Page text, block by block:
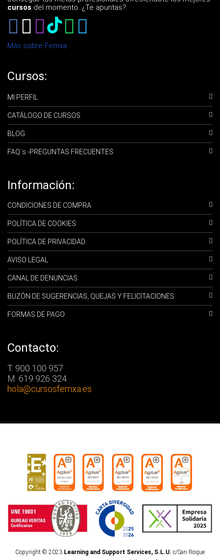
cursos del momento. ¿Te apuntas?
Más sobre Femxa
Cursos:
MI PERFIL
CATÁLOGO DE CURSOS
BLOG
FAQ´s -PREGUNTAS FRECUENTES
Información:
CONDICIONES DE COMPRA
POLÍTICA DE COOKIES
POLÍTICA DE PRIVACIDAD
AVISO LEGAL
CANAL DE DENUNCIAS
BUZÓN DE SUGERENCIAS, QUEJAS Y FELICITACIONES
FORMAS DE PAGO
Contacto:
T. 900 100 957
M. 619 926 324
hola@cursosfemxa.es
Copyright © 2023 Learning and Support Services, S.L.U. c/San Roque